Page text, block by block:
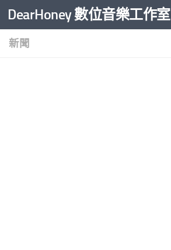
Skip to content
DearHoney 數位音樂工作室
新聞